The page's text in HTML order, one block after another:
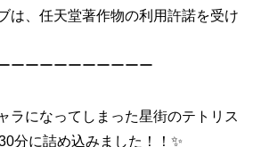
は、任天堂著作物の利用許諾を受け
ーーーーーーーーーー
ラになってしまった星街のテトリス
分に詰め込みました！！✨